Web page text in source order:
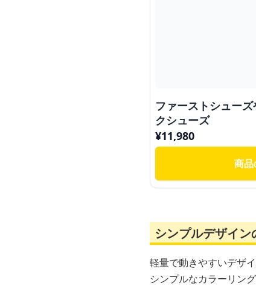
ファーストシュー
クシューズ
¥11,980
商品
シンプルデザイ
軽量で動きやすいデザ
シンプルなカラーリン